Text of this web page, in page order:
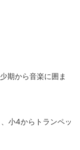
期から音楽に囲ま
小4からトランペッ